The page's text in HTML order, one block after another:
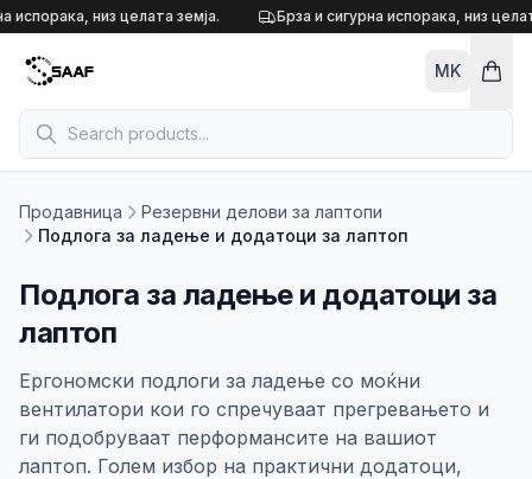
Skip to content
испорака, низ целата земја. Брза и сигурна испорака, низ
MK
Продавница
Резервни делови за лаптопи
Подлога за ладење и додатоци за лаптоп
Подлога за ладење и додатоци за
лаптоп
Ергономски подлоги за ладење со моќни
вентилатори кои го спречуваат прегревањето и
ги подобруваат перформансите на вашиот
лаптоп. Голем избор на практични додатоци,